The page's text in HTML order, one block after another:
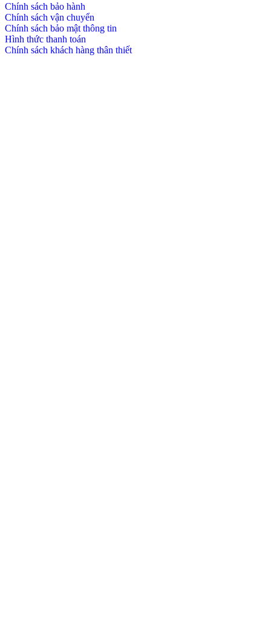
Chính sách bảo hành
Chính sách vận chuyển
Chính sách bảo mật thông tin
Hình thức thanh toán
Chính sách khách hàng thân thiết